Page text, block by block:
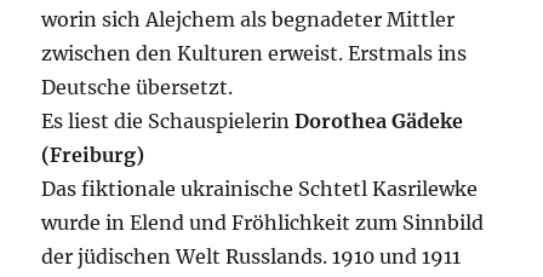
worin sich Alejchem als begnadeter Mittler
zwischen den Kulturen erweist. Erstmals ins
Deutsche übersetzt.
Es liest die SchauspielerinDorothea Gädeke
(Freiburg)
Das fiktionale ukrainische Schtetl Kasrilewke
wurde in Elend und Fröhlichkeit zum Sinnbild
der jüdischen Welt Russlands. 1910 und 1911